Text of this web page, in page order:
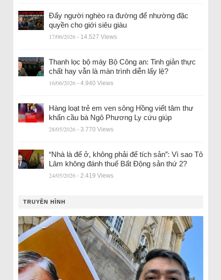
Đẩy người nghèo ra đường để nhường đặc
quyền cho giới siêu giàu
17/06/2026 - 14.527 Views
Thanh lọc bộ máy Bộ Công an: Tinh giản thực
chất hay vẫn là màn trình diễn lấy lệ?
16/06/2026 - 4.940 Views
Hàng loạt trẻ em ven sông Hồng viết tâm thư
khẩn cầu bà Ngô Phương Ly cứu giúp
28/05/2026 - 3.770 Views
“Nhà là để ở, không phải để tích sản”: Vì sao Tô
Lâm không đánh thuế Bất Động sản thứ 2?
24/05/2026 - 2.419 Views
TRUYỀN HÌNH